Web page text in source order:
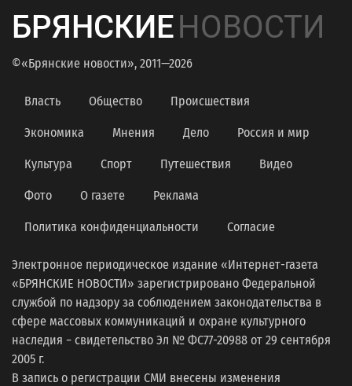
БРЯНСКИЕНОВОСТИ
©«Брянские новости», 2011—2026
Власть Общество Происшествия
Экономика Мнения Дело Россия и мир
Культура Спорт Путешествия Видео
Фото О газете Реклама
Политика конфиденциальности Согласие
Электронное периодическое издание «Интернет-газета
«БРЯНСКИЕ НОВОСТИ» зарегистрировано Федеральной
службой по надзору за соблюдением законодательства в
сфере массовых коммуникаций и охране культурного
наследия − свидетельство Эл № ФС77-20988 от 29 сентября
2005 г.
В запись о регистрации СМИ внесены изменения